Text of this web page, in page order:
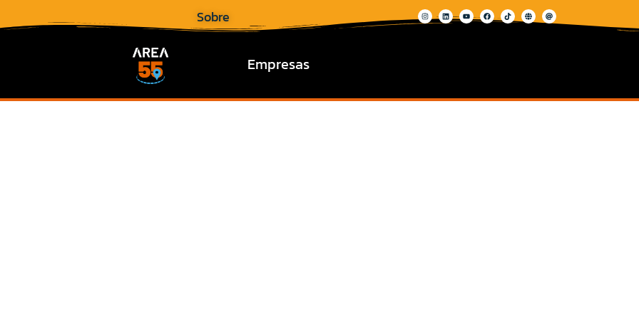
Sobre
Empresas